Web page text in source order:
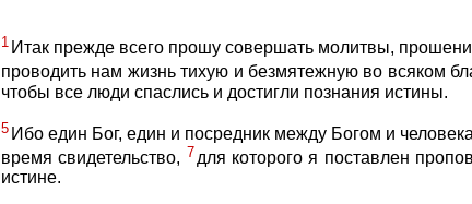
1 Итак прежде всего прошу совершать молитвы,
проводить нам жизнь тихую и безмятежную во всяком
чтобы все люди спаслись и достигли познания истины.
5 Ибо един Бог, един и посредник между Богом и
время свидетельство, 7 для которого я поставлен
истине.